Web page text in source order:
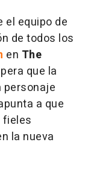
el equipo de
de todos los
en The
que la
personaje
a que
fieles
la nueva